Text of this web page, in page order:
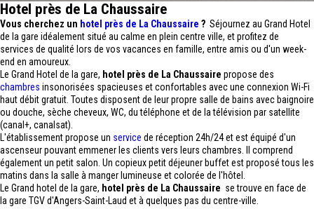
Hotel près de La Chaussaire
Vous cherchez un hotel près de La Chaussaire ? Séjournez au Grand Hotel
de la gare idéalement situé au calme en plein centre ville, et profitez de
services de qualité lors de vos vacances en famille, entre amis ou d'un week-
end en amoureux.
Le Grand Hotel de la gare, hotel près de La Chaussaire propose des
chambres insonorisées spacieuses et confortables avec une connexion Wi-Fi
haut débit gratuit. Toutes disposent de leur propre salle de bains avec baignoire
ou douche, sèche cheveux, WC, du téléphone et de la télévision par satellite
(canal+, canalsat).
L'établissement propose un service de réception 24h/24 et est équipé d'un
ascenseur pouvant emmener les clients vers leurs chambres. Il comprend
également un petit salon. Un copieux petit déjeuner buffet est proposé tous les
matins dans la salle à manger lumineuse et colorée de l'hôtel.
Le Grand hotel de la gare, hotel près de La Chaussaire se trouve en face de
la gare TGV d'Angers-Saint-Laud et à quelques pas du centre-ville.